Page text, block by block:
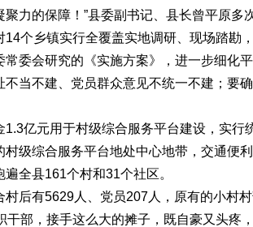
聚力的保障！”县委副书记、县长曾平原
14个乡镇实行全覆盖实地调研、现场踏勘
常委会研究的《实施方案》，进一步细化
不当不建、党员群众意见不统一不建；要
1.3亿元用于村级综合服务平台建设，实
村级综合服务平台地处中心地带，交通便
全县161个村和31个社区。
村后有5629人、党员207人，原有的小村
干部，接手这么大的摊子，既自豪又头疼